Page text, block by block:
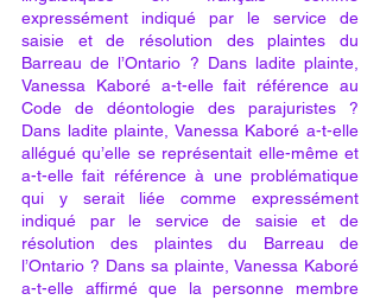
expressément indiqué par le service de
saisie et de résolution des plaintes du
Barreau de l’Ontario ? Dans ladite plainte,
Vanessa Kaboré a-t-elle fait référence au
Code de déontologie des parajuristes ?
Dans ladite plainte, Vanessa Kaboré a-t-elle
allégué qu’elle se représentait elle-même et
a-t-elle fait référence à une problématique
qui y serait liée comme expressément
indiqué par le service de saisie et de
résolution des plaintes du Barreau de
l’Ontario ? Dans sa plainte, Vanessa Kaboré
a-t-elle affirmé que la personne membre